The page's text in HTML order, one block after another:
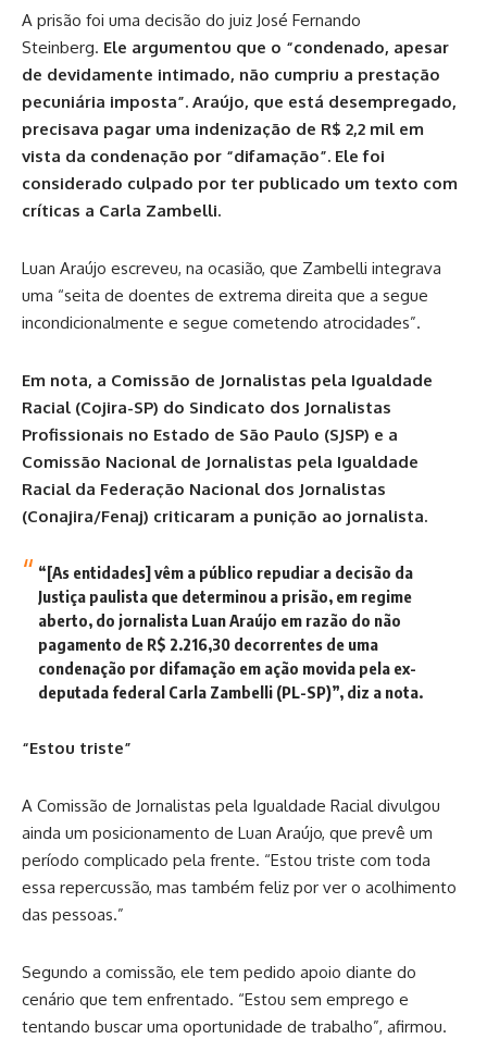
A prisão foi uma decisão do juiz José Fernando
Steinberg. Ele argumentou que o “condenado, apesar
de devidamente intimado, não cumpriu a prestação
pecuniária imposta”. Araújo, que está desempregado,
precisava pagar uma indenização de R$ 2,2 mil em
vista da condenação por “difamação”. Ele foi
considerado culpado por ter publicado um texto com
críticas a Carla Zambelli.
Luan Araújo escreveu, na ocasião, que Zambelli integrava
uma “seita de doentes de extrema direita que a segue
incondicionalmente e segue cometendo atrocidades”.
Em nota, a Comissão de Jornalistas pela Igualdade
Racial (Cojira-SP) do Sindicato dos Jornalistas
Profissionais no Estado de São Paulo (SJSP) e a
Comissão Nacional de Jornalistas pela Igualdade
Racial da Federação Nacional dos Jornalistas
(Conajira/Fenaj) criticaram a punição ao jornalista.
“[As entidades] vêm a público repudiar a decisão da
Justiça paulista que determinou a prisão, em regime
aberto, do jornalista Luan Araújo em razão do não
pagamento de R$ 2.216,30 decorrentes de uma
condenação por difamação em ação movida pela ex-
deputada federal Carla Zambelli (PL-SP)”, diz a nota.
“Estou triste”
A Comissão de Jornalistas pela Igualdade Racial divulgou
ainda um posicionamento de Luan Araújo, que prevê um
período complicado pela frente. “Estou triste com toda
essa repercussão, mas também feliz por ver o acolhimento
das pessoas.”
Segundo a comissão, ele tem pedido apoio diante do
cenário que tem enfrentado. “Estou sem emprego e
tentando buscar uma oportunidade de trabalho”, afirmou.